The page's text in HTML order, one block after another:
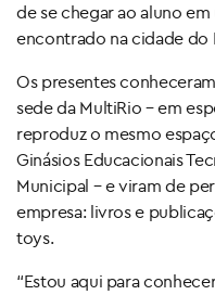
de se chegar ao aluno
encontrado na cidade do
Os presentes
sede da MultiRio – em
reproduz o mesmo
Ginásios Educacionais
Municipal – e viram de
empresa: livros e
toys.
“Estou aqui para